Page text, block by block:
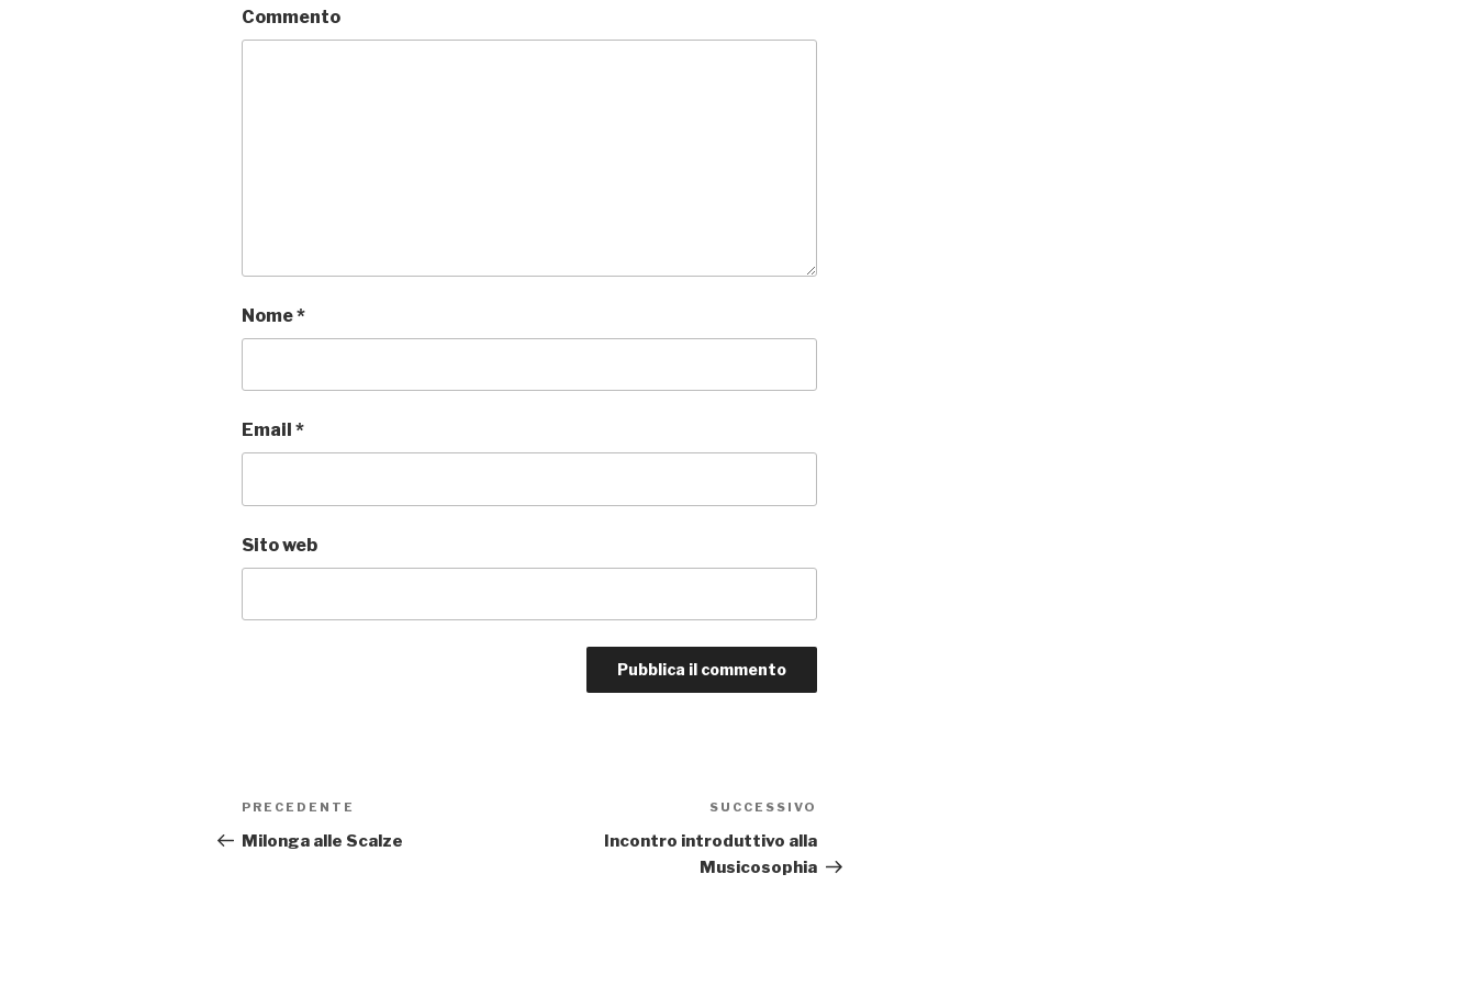
Commento
Nome*
Email *
Sito web
Navigazione
articoli
Articolo
precedente:
PRECEDENTE
Milonga alle Scalze
SUCCESSIVO
Incontro introduttivo alla
Musicosophia